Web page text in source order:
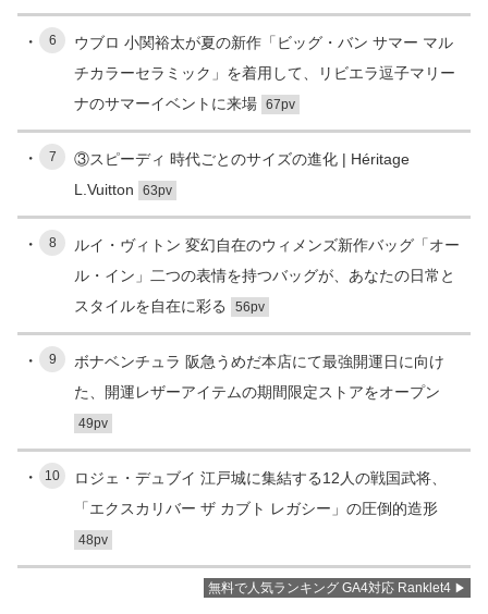
6
ウブロ 小関裕太が夏の新作「ビッグ・バン サマー マル
チカラーセラミック」を着用して、リビエラ逗子マリー
ナのサマーイベントに来場 67pv
7
③スピーディ 時代ごとのサイズの進化 | Héritage
L.Vuitton
63pv
8
ルイ・ヴィトン 変幻自在のウィメンズ新作バッグ「オー
ル・イン」二つの表情を持つバッグが、あなたの日常と
スタイルを自在に彩る
56pv
9
ボナベンチュラ 阪急うめだ本店にて最強開運日に向け
た、開運レザーアイテムの期間限定ストアをオープン
49pv
10
ロジェ・デュブイ 江戸城に集結する12人の戦国武将、
「エクスカリバー ザ カブト レガシー」の圧倒的造形
48pv
無料で人気ランキング GA4対応 Ranklet4